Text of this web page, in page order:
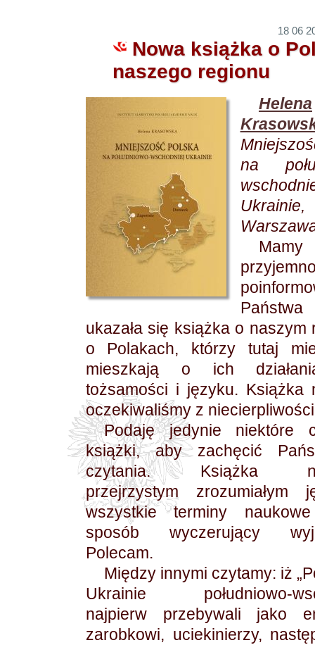
18 06
Nowa książka o
naszego regionu
Helena
na
Ukrainie,
Mamy
ukazała się książka o naszym
o Polakach, którzy tutaj
mieszkają o ich
tożsamości i języku. Książka
oczekiwaliśmy z
Podaję jedynie niektóre
książki, aby zachęcić
czytania. Książka
przejrzystym zrozumiałym
wszystkie terminy
sposób wyczerujący
Polecam.
Między innymi czytamy: iż
Ukrainie południowo-
najpierw przebywali jako
zarobkowi, uciekinierzy,